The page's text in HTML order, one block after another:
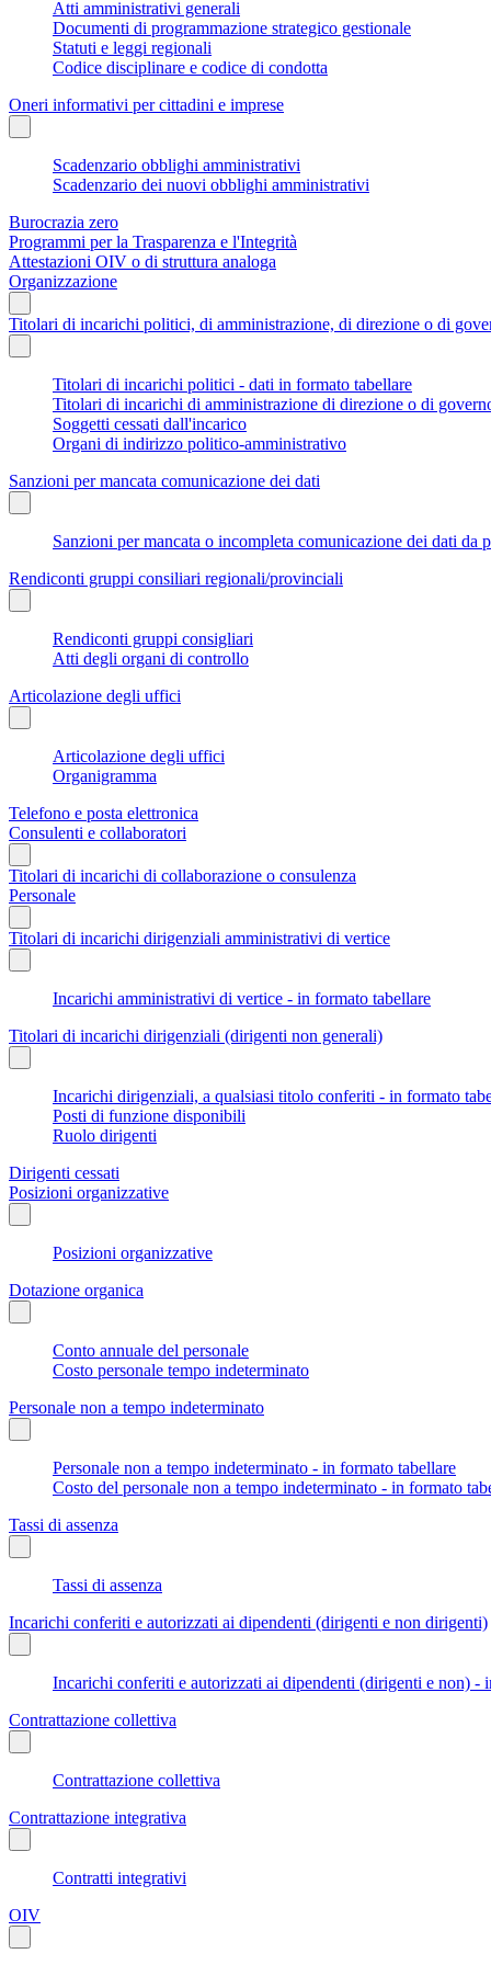
Atti amministrativi generali
Documenti di programmazione strategico gestionale
Statuti e leggi regionali
Codice disciplinare e codice di condotta
Oneri informativi per cittadini e imprese
Scadenzario obblighi amministrativi
Scadenzario dei nuovi obblighi amministrativi
Burocrazia zero
Programmi per la Trasparenza e l'Integrità
Attestazioni OIV o di struttura analoga
Organizzazione
Titolari di incarichi politici, di amministrazione, di direzione o di
Titolari di incarichi politici - dati in formato tabellare
Titolari di incarichi di amministrazione di direzione o di
Soggetti cessati dall'incarico
Organi di indirizzo politico-amministrativo
Sanzioni per mancata comunicazione dei dati
Sanzioni per mancata o incompleta comunicazione dei dati
Rendiconti gruppi consiliari regionali/provinciali
Rendiconti gruppi consigliari
Atti degli organi di controllo
Articolazione degli uffici
Articolazione degli uffici
Organigramma
Telefono e posta elettronica
Consulenti e collaboratori
Titolari di incarichi di collaborazione o consulenza
Personale
Titolari di incarichi dirigenziali amministrativi di vertice
Incarichi amministrativi di vertice - in formato tabellare
Titolari di incarichi dirigenziali (dirigenti non generali)
Incarichi dirigenziali, a qualsiasi titolo conferiti - in formato
Posti di funzione disponibili
Ruolo dirigenti
Dirigenti cessati
Posizioni organizzative
Posizioni organizzative
Dotazione organica
Conto annuale del personale
Costo personale tempo indeterminato
Personale non a tempo indeterminato
Personale non a tempo indeterminato - in formato tabellare
Costo del personale non a tempo indeterminato - in formato
Tassi di assenza
Tassi di assenza
Incarichi conferiti e autorizzati ai dipendenti (dirigenti e non dirigenti)
Incarichi conferiti e autorizzati ai dipendenti (dirigenti e non) -
Contrattazione collettiva
Contrattazione collettiva
Contrattazione integrativa
Contratti integrativi
OIV